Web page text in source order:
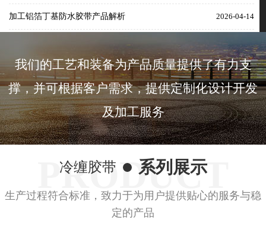
2026-04-14
加工铝箔丁基防水胶带产品解析
我们的工艺和装备为产品质量提供了有力支
撑，并可根据客户需求，提供定制化设计开发
及加工服务
PRODUCT
冷缠胶带 系列展示
生产过程符合标准，致力于为用户提供贴心的服务与稳
定的产品